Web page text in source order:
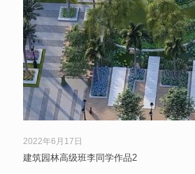
2022年6月17日
建筑园林高级班李同学作品2